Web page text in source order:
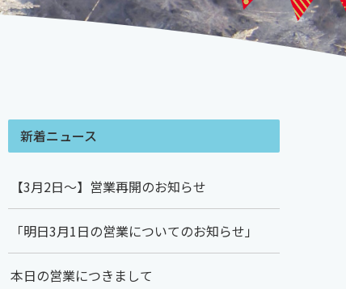
新着ニュース
【3月2日～】営業再開のお知らせ
「明日3月1日の営業についてのお知らせ」
本日の営業につきまして